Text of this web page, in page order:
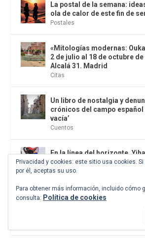
La postal de la semana:
ola de calor de este fin de
Postales
«Mitologías modernas: Ouka
2 de julio al 18 de octubre de
Alcalá 31. Madrid
Citas
Un libro de nostalgia y
crónicos del campo español
vacía’
Cuentos
En la línea del horizonte.
Alberto Masegosa. Editorial
Periodismo
Tratado sobre el coito.
salud, sexualidad y
Media. Maimónides. El
Privacidad y cookies: este sitio usa cookies.
por él, aceptas su uso.
Para obtener más información, incluido cómo
consulta: Política de cookies